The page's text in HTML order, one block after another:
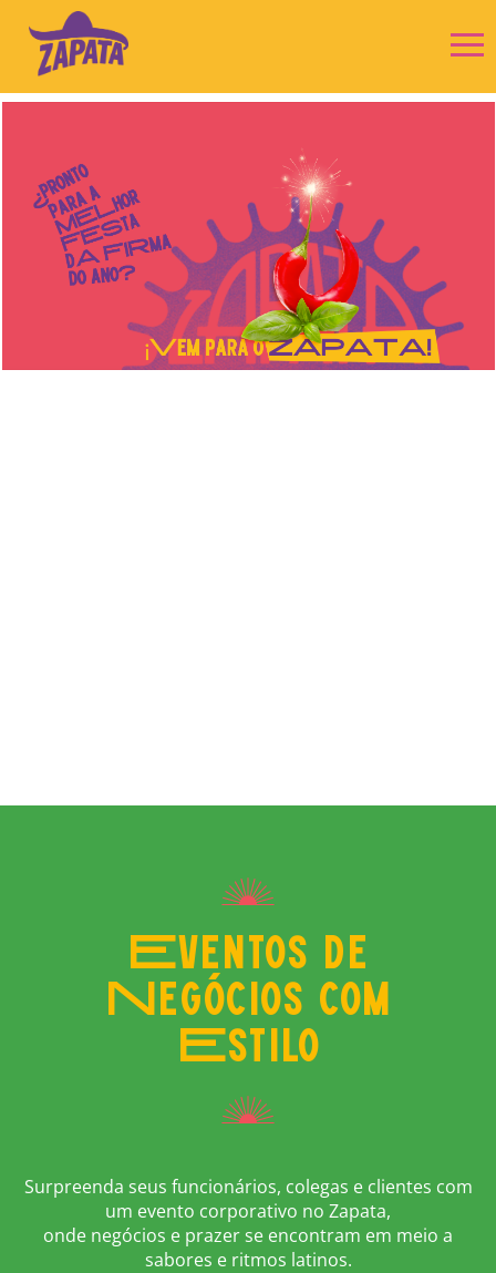
Eventos de
Negócios com
Estilo
Surpreenda seus funcionários, colegas e clientes com
um evento corporativo no Zapata,
onde negócios e prazer se encontram em meio a
sabores e ritmos latinos.